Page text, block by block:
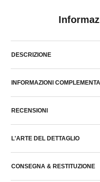
DESCRIZIONE
INFORMAZIONI
RECENSIONI
L'ARTE DEL DETTAGLIO
CONSEGNA & RESTITUZIONE